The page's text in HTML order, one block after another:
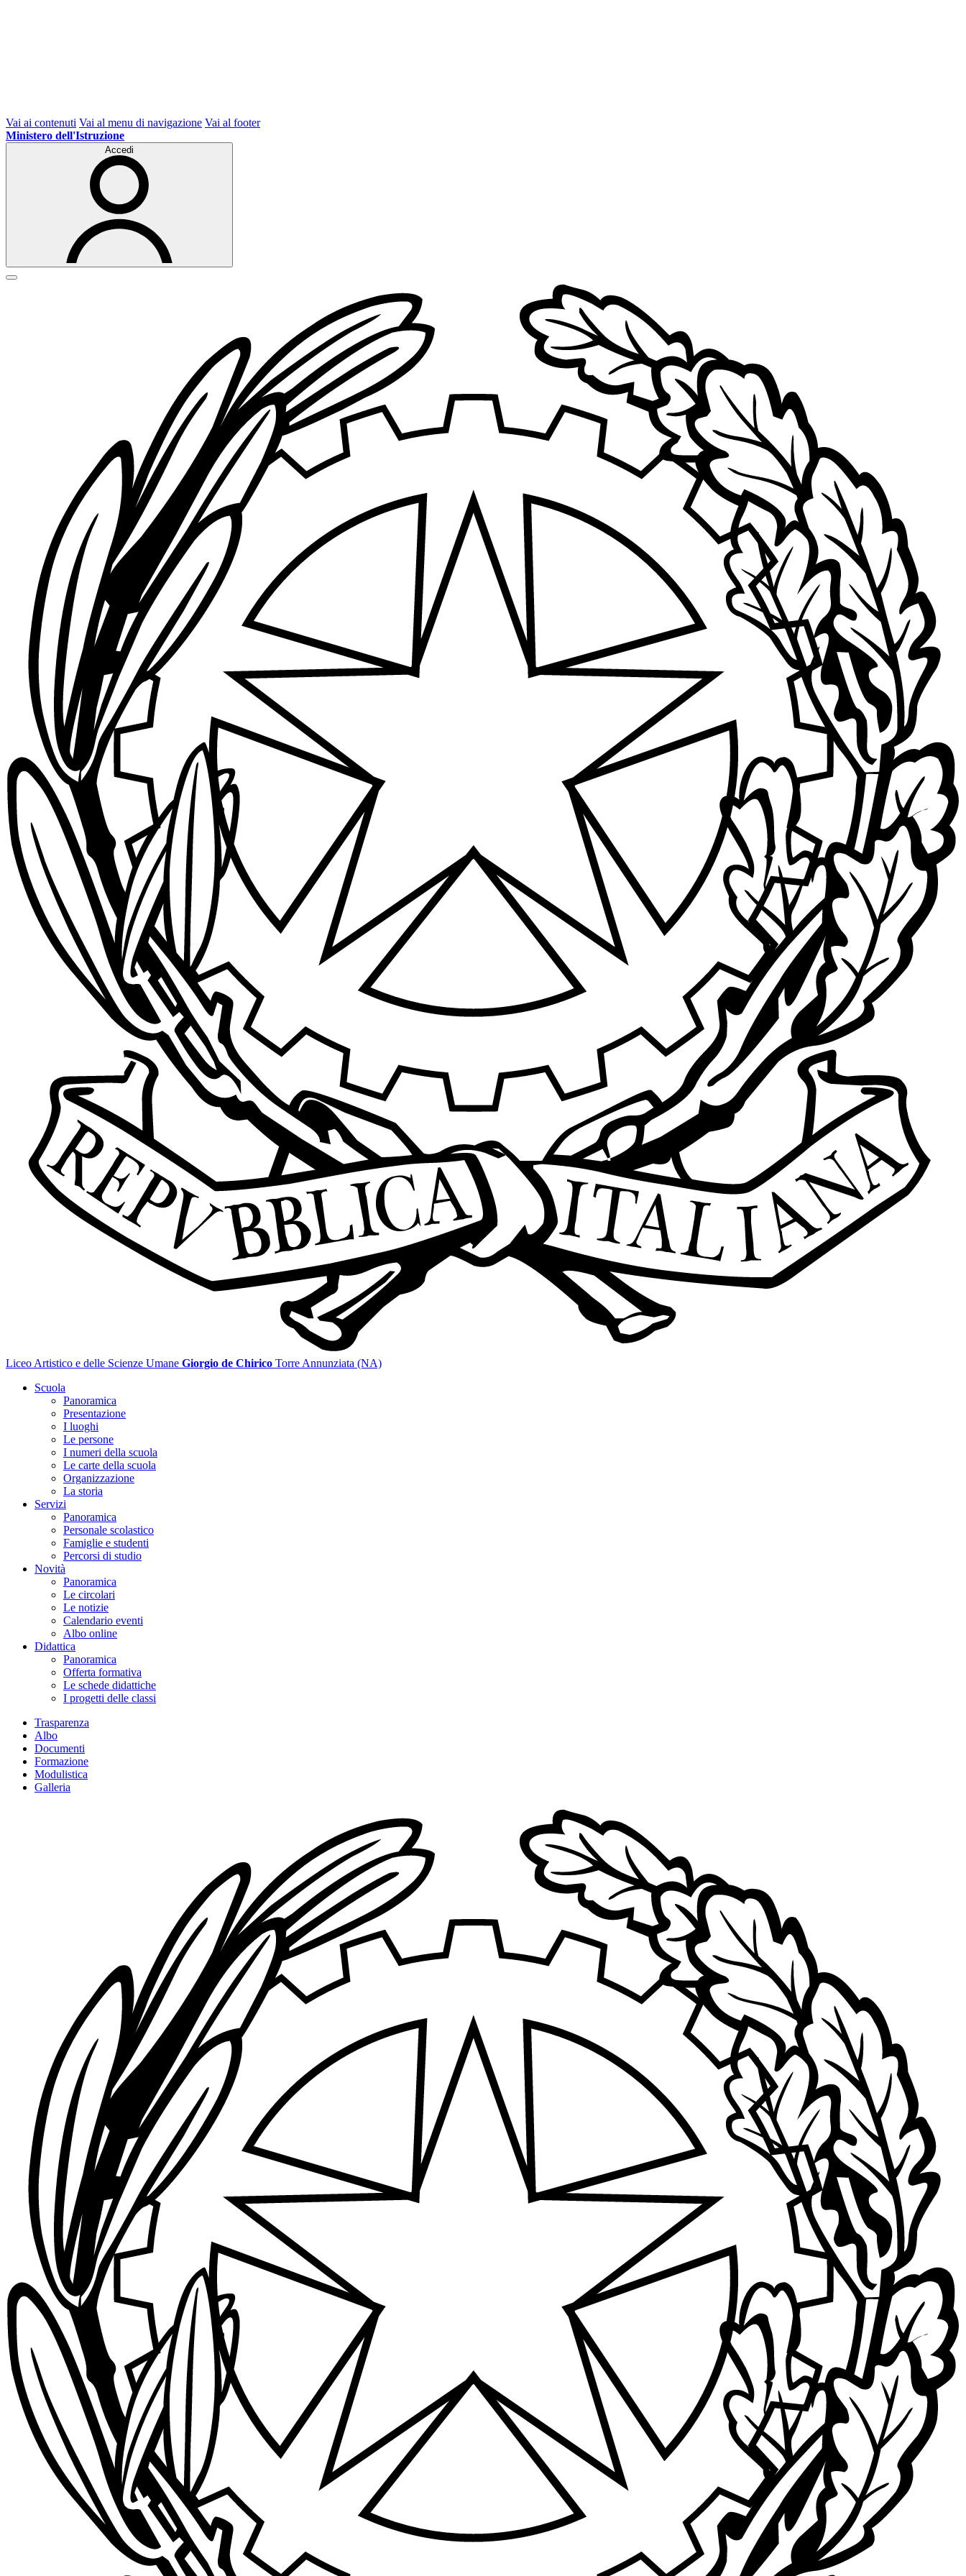
Vai ai contenuti Vai al menu di navigazione Vai al footer
Ministero dell'Istruzione
Accedi
Liceo Artistico e delle Scienze Umane Giorgio de Chirico Torre Annunziata (NA)
Scuola
Panoramica
Presentazione
I luoghi
Le persone
I numeri della scuola
Le carte della scuola
Organizzazione
La storia
Servizi
Panoramica
Personale scolastico
Famiglie e studenti
Percorsi di studio
Novità
Panoramica
Le circolari
Le notizie
Calendario eventi
Albo online
Didattica
Panoramica
Offerta formativa
Le schede didattiche
I progetti delle classi
Trasparenza
Albo
Documenti
Formazione
Modulistica
Galleria